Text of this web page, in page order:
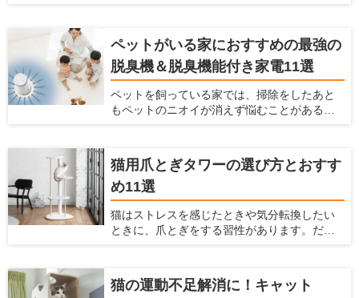
は、クレートの使い方と選び方を紹介すると
ともに、素材別おすすめ商品を7つピックアッ
プして紹介します。
ペットがいる家におすすめの最強の
脱臭機＆脱臭機能付き家電11選
ペットを飼っている家では、掃除をしたあと
もペットのニオイが消えず悩むことがあるか
屋のニオイを大きく減らすことができます。
ただ脱臭機を選ぶときには、どれを選べばい
いかわからないことも多いです。今回は、
ペットがいる家で脱臭機を置くとよい理由
や、どうやって選ぶべきか、おすすめの脱臭
機と脱臭機能付き家電を紹介するので参考に
猫用爪とぎタワーの選び方とおすす
め11選
猫はストレスを感じたときや気分転換したい
ときに、爪とぎをする習性があります。だか
愛猫に不適切な場所で爪をとがれることは大
きな悩みとなります。飼い主を悩ませる爪を
猫の運動不足解消に！キャット